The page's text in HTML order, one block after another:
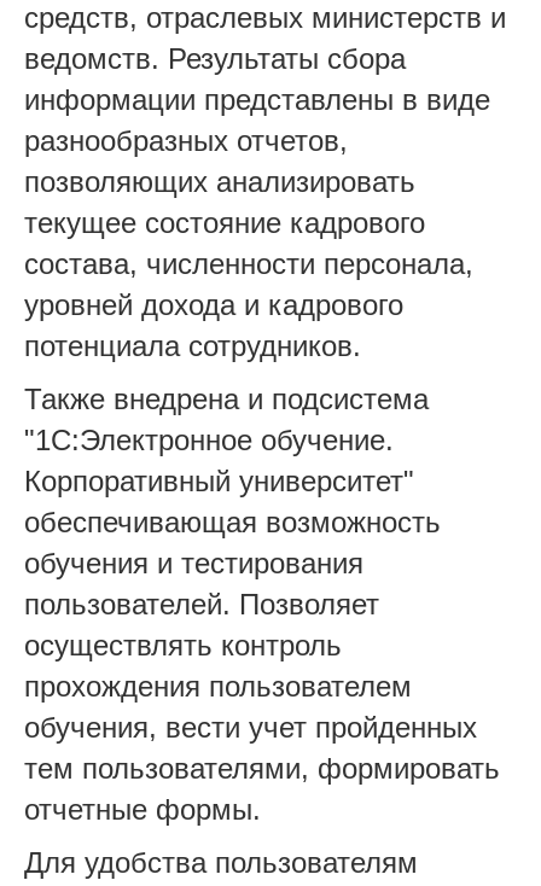
средств, отраслевых министерств и
ведомств. Результаты сбора
информации представлены в виде
разнообразных отчетов,
позволяющих анализировать
текущее состояние кадрового
состава, численности персонала,
уровней дохода и кадрового
потенциала сотрудников.
Также внедрена и подсистема
"1С:Электронное обучение.
Корпоративный университет"
обеспечивающая возможность
обучения и тестирования
пользователей. Позволяет
осуществлять контроль
прохождения пользователем
обучения, вести учет пройденных
тем пользователями, формировать
отчетные формы.
Для удобства пользователям